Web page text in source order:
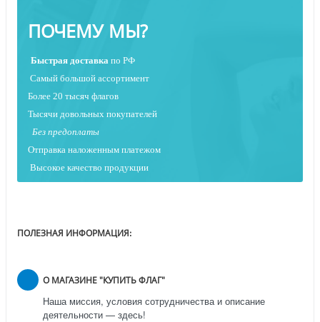
ПОЧЕМУ МЫ?
Быстрая доставка по РФ
Самый большой ассортимент
Более 20 тысяч флагов
Тысячи довольных покупателей
Без предоплаты
Отправка наложенным платежом
Высокое качество продукции
ПОЛЕЗНАЯ ИНФОРМАЦИЯ:
О МАГАЗИНЕ "КУПИТЬ ФЛАГ"
Наша миссия, условия сотрудничества и описание
деятельности — здесь!